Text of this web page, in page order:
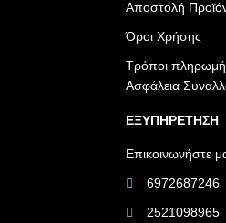
Αποστολή
Όροι Χρήσης
Τρόποι
Ασφάλεια
ΕΞΥΠΗΡΕΤΗΣΗ
Επικοινωνήστε
6972687246
2521098965